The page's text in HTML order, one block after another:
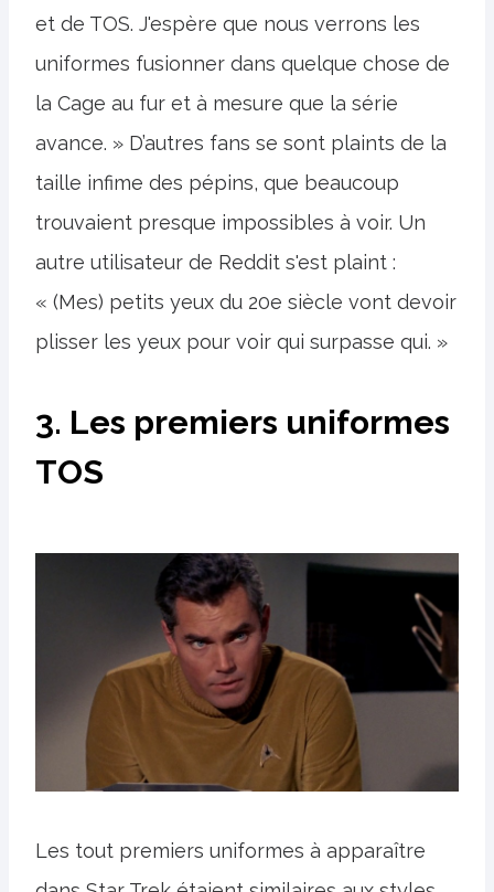
et de TOS. J'espère que nous verrons les
uniformes fusionner dans quelque chose de
la Cage au fur et à mesure que la série
avance. » D’autres fans se sont plaints de la
taille infime des pépins, que beaucoup
trouvaient presque impossibles à voir. Un
autre utilisateur de Reddit s'est plaint :
« (Mes) petits yeux du 20e siècle vont devoir
plisser les yeux pour voir qui surpasse qui. »
3. Les premiers uniformes
TOS
Les tout premiers uniformes à apparaître